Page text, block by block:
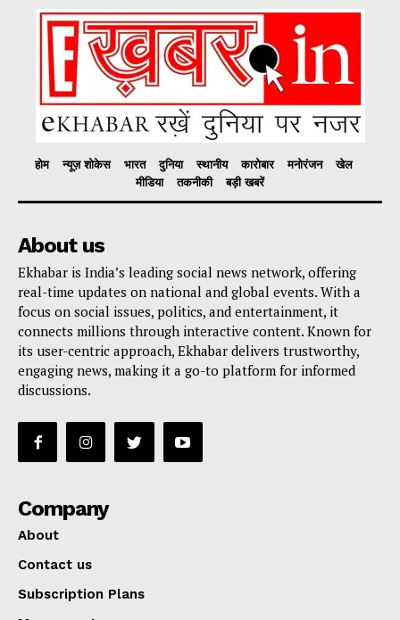
होम न्यूज़ शोकेस भारत दुनिया स्थानीय कारोबार मनोरंजन
खेल
मीडिया
तकनीकी बड़ी खबरें
About us
Ekhabar is India’s leading social news network, offering
real-time updates on national and global events. With a
focus on social issues, politics, and entertainment, it
connects millions through interactive content. Known for
its user-centric approach, Ekhabar delivers trustworthy,
engaging news, making it a go-to platform for informed
discussions.
Company
About
Contact us
Subscription Plans